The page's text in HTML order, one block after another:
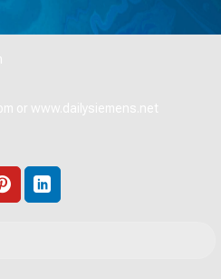
or www.dailysiemens.net